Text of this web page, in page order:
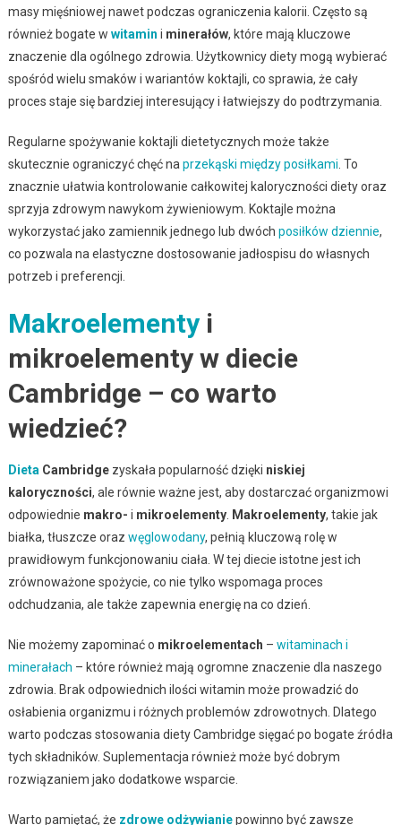
masy mięśniowej nawet podczas ograniczenia kalorii. Często są
również bogate w witamin i minerałów, które mają kluczowe
znaczenie dla ogólnego zdrowia. Użytkownicy diety mogą wybierać
spośród wielu smaków i wariantów koktajli, co sprawia, że cały
proces staje się bardziej interesujący i łatwiejszy do podtrzymania.
Regularne spożywanie koktajli dietetycznych może także
skutecznie ograniczyć chęć na przekąski między posiłkami . To
znacznie ułatwia kontrolowanie całkowitej kaloryczności diety oraz
sprzyja zdrowym nawykom żywieniowym. Koktajle można
wykorzystać jako zamiennik jednego lub dwóch posiłków dziennie,
co pozwala na elastyczne dostosowanie jadłospisu do własnych
potrzeb i preferencji.
Makroelementyi
mikroelementy w diecie
Cambridge – co warto
wiedzieć?
Dieta Cambridgezyskała popularność dzięki niskiej
kaloryczności, ale równie ważne jest, aby dostarczać organizmowi
odpowiednie makro- i mikroelementy. Makroelementy, takie jak
białka, tłuszcze oraz węglowodany, pełnią kluczową rolę w
prawidłowym funkcjonowaniu ciała. W tej diecie istotne jest ich
zrównoważone spożycie, co nie tylko wspomaga proces
odchudzania, ale także zapewnia energię na co dzień.
Nie możemy zapominać o mikroelementach – witaminach i
minerałach – które również mają ogromne znaczenie dla naszego
zdrowia. Brak odpowiednich ilości witamin może prowadzić do
osłabienia organizmu i różnych problemów zdrowotnych. Dlatego
warto podczas stosowania diety Cambridge sięgać po bogate źródła
tych składników. Suplementacja również może być dobrym
rozwiązaniem jako dodatkowe wsparcie.
Warto pamiętać, że zdrowe odżywianiepowinno być zawsze